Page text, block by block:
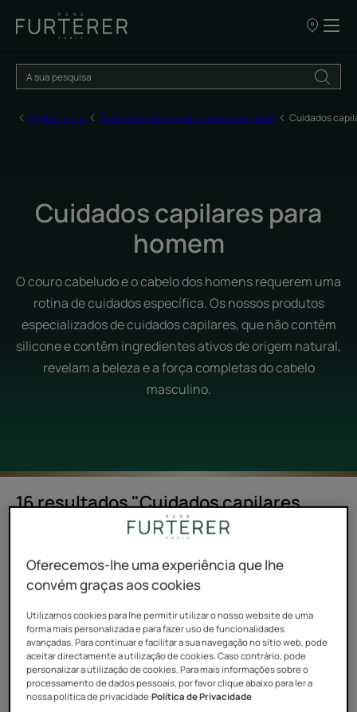
OS
DE
VENDA
Página inicial Todos os produtos de cuidados capilares Cuidados
Cuidados capilares para
homem
O couro cabeludo e o cabelo dos homens requerem uma
rotina de cuidados específica. Os nossos produtos
especializados de cuidados capilares, que não contêm
silicone e contêm ingredientes ativos de origem natural,
revelam a beleza e a força completas do cabelo
masculino.
16 resultados "Cuidados capilares
Bálsamo
Densificador
Longevidade
Triphasic
Progressive
Antiqueda
Longevidade
&
Densidade
Oferecemos-lhe uma experiência que lhe
convém graças aos cookies
Utilizamos cookies para lhe permitir utilizar o nosso website de uma
forma mais personalizada e para fazer uso de funcionalidades
avançadas. Para continuar e facilitar a sua navegação no sítio web, pode
aceitar directamente a utilização de cookies. Caso contrário, pode
personalizar a utilização de cookies. Para mais informações sobre o
processamento de dados pessoais, por favor clique abaixo para ler a
nossa política de privacidade:Política de Privacidade